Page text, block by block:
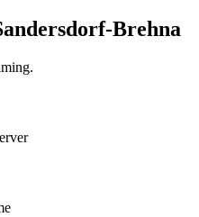
Brehna